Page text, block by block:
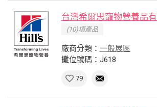
台灣希爾思寵物營養品
(10)項產品
廠商分類： 一般展區
攤位號碼：J618
79